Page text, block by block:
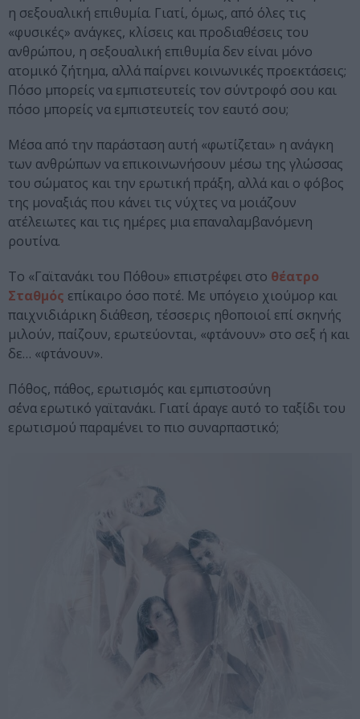
η σεξουαλική επιθυμία. Γιατί, όμως, από όλες τις
«φυσικές» ανάγκες, κλίσεις και προδιαθέσεις του
ανθρώπου, η σεξουαλική επιθυμία δεν είναι μόνο
ατομικό ζήτημα, αλλά παίρνει κοινωνικές προεκτάσεις;
Πόσο μπορείς να εμπιστευτείς τον σύντροφό σου και
πόσο μπορείς να εμπιστευτείς τον εαυτό σου;
Μέσα από την παράσταση αυτή «φωτίζεται» η ανάγκη
των ανθρώπων να επικοινωνήσουν μέσω της γλώσσας
του σώματος και την ερωτική πράξη, αλλά και ο φόβος
της μοναξιάς που κάνει τις νύχτες να μοιάζουν
ατέλειωτες και τις ημέρες μια επαναλαμβανόμενη
ρουτίνα.
Το «Γαϊτανάκι του Πόθου» επιστρέφει στο θέατρο
Σταθμός επίκαιρο όσο ποτέ. Με υπόγειο χιούμορ και
παιχνιδιάρικη διάθεση, τέσσερις ηθοποιοί επί σκηνής
μιλούν, παίζουν, ερωτεύονται, «φτάνουν» στο σεξ ή και
δε… «φτάνουν».
Πόθος, πάθος, ερωτισμός και εμπιστοσύνη
σ΄ένα ερωτικό γαϊτανάκι. Γιατί άραγε αυτό το ταξίδι του
ερωτισμού παραμένει το πιο συναρπαστικό;